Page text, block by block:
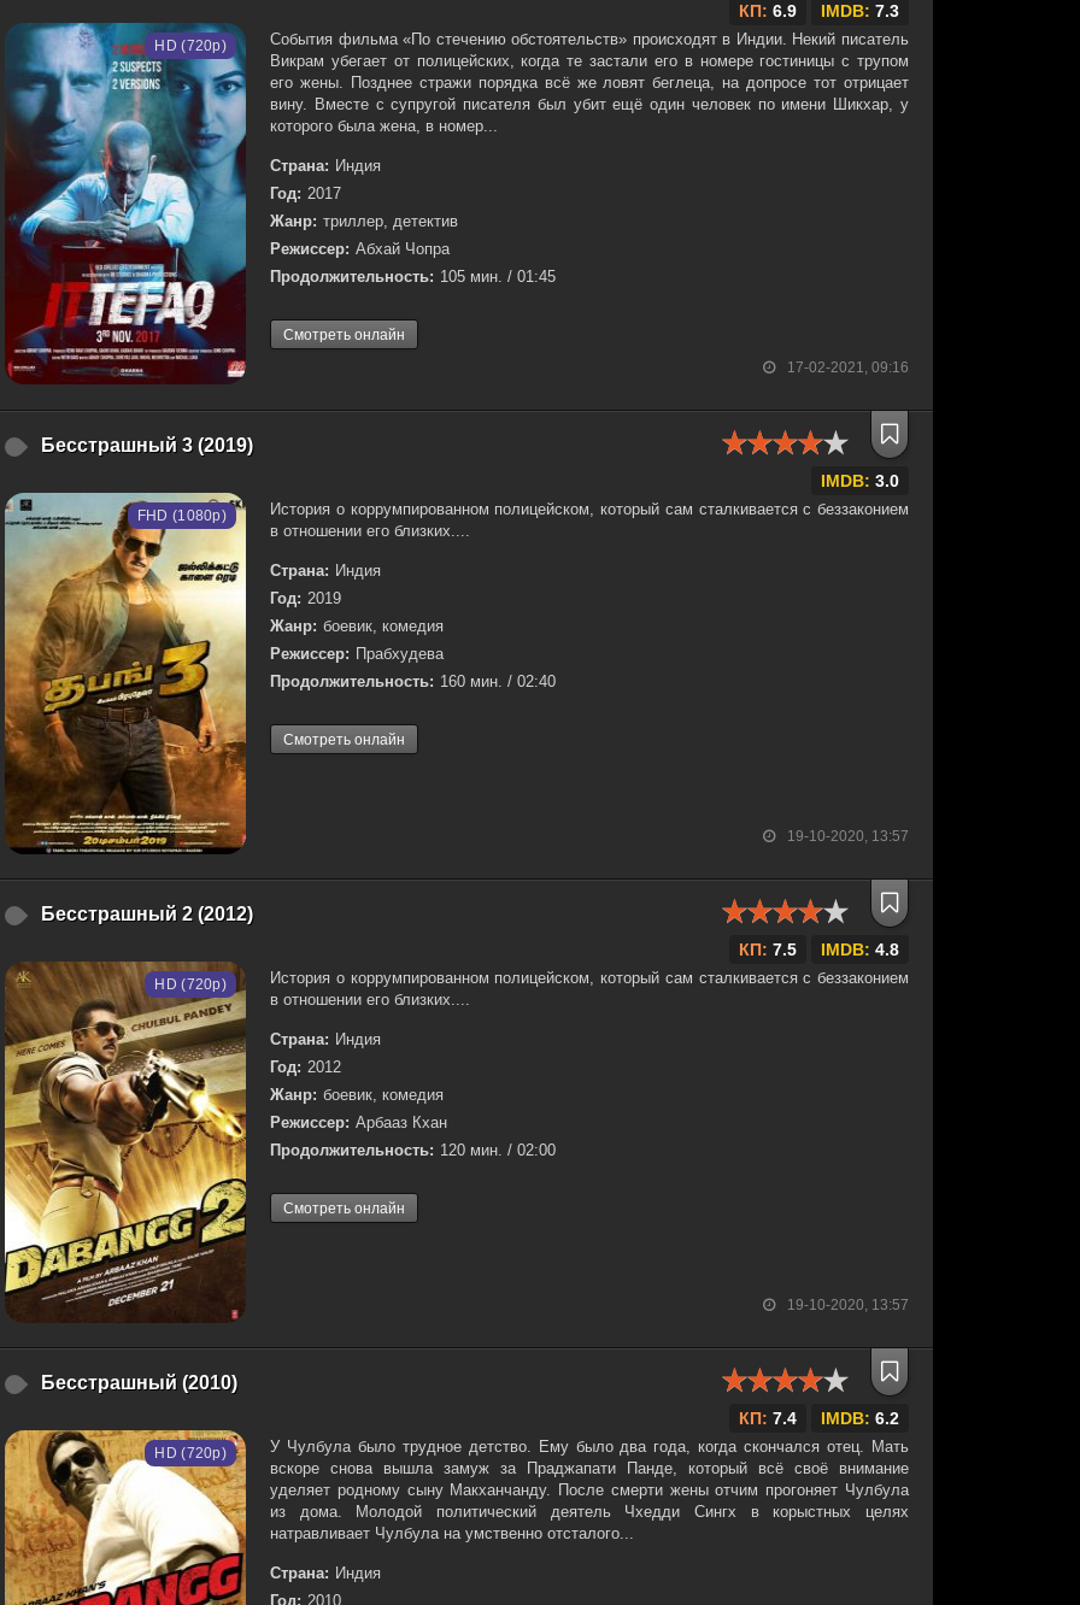
КП: 6.9 IMDB: 7.3
17-02-2021, 09:16
HD (720p)
События фильма «По стечению обстоятельств» происходят в Индии. Некий писатель
Викрам убегает от полицейских, когда те застали его в номере гостиницы с трупом
его жены. Позднее стражи порядка всё же ловят беглеца, на допросе тот отрицает
вину. Вместе с супругой писателя был убит ещё один человек по имени Шикхар, у
которого была жена, в номер...
Страна: Индия
Год: 2017
Жанр: триллер, детектив
Режиссер: Абхай Чопра
Продолжительность: 105 мин. / 01:45
Смотреть онлайн
Бесстрашный 3 (2019)
IMDB: 3.0
19-10-2020, 13:57
FHD (1080p)
История о коррумпированном полицейском, который сам сталкивается с беззаконием
в отношении его близких....
Страна: Индия
Год: 2019
Жанр: боевик, комедия
Режиссер: Прабхудева
Продолжительность: 160 мин. / 02:40
Смотреть онлайн
Бесстрашный 2 (2012)
КП: 7.5 IMDB: 4.8
19-10-2020, 13:57
HD (720p)
История о коррумпированном полицейском, который сам сталкивается с беззаконием
в отношении его близких....
Страна: Индия
Год: 2012
Жанр: боевик, комедия
Режиссер: Арбааз Кхан
Продолжительность: 120 мин. / 02:00
Смотреть онлайн
Бесстрашный (2010)
КП: 7.4 IMDB: 6.2
HD (720p)
У Чулбула было трудное детство. Ему было два года, когда скончался отец. Мать
вскоре снова вышла замуж за Праджапати Панде, который всё своё внимание
уделяет родному сыну Макханчанду. После смерти жены отчим прогоняет Чулбула
из дома. Молодой политический деятель Чхедди Сингх в корыстных целях
натравливает Чулбула на умственно отсталого...
Страна: Индия
Год: 2010